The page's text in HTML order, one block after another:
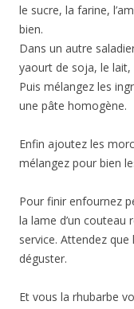
le sucre, la farine,
bien.
Dans un autre
yaourt de soja, le lait,
Puis mélangez les
une pâte homogène.
Enfin ajoutez les
mélangez pour bien
Pour finir enfournez
la lame d’un couteau
service. Attendez
déguster.
Et vous la rhubarbe